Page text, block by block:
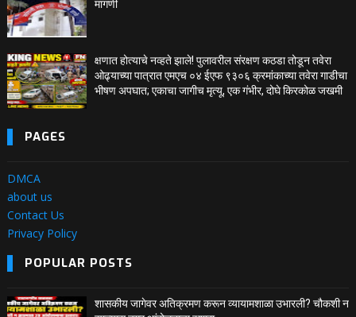
मागणी
क्षणात होत्याचे नव्हते झाले! पुलावरील संरक्षण कठडा तोडून तवेरा
ओढ्याच्या पात्रात एमएच ०४ ईएफ ९३०६ क्रमांकाच्या तवेरा गाडीचा
भीषण अपघात; एकाचा जागीच मृत्यू, एक गंभीर, दोघे किरकोळ जखमी
PAGES
DMCA
about us
Contact Us
Privacy Policy
POPULAR POSTS
शासकीय जागेवर अतिक्रमण करून व्यायामशाळा उभारली? चौकशी न